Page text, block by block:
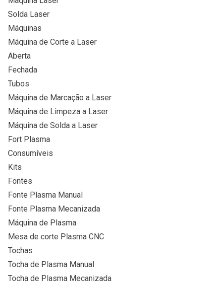
Solda Laser
Máquinas
Máquina de Corte a Laser
Aberta
Fechada
Tubos
Máquina de Marcação a Laser
Máquina de Limpeza a Laser
Máquina de Solda a Laser
Fort Plasma
Consumíveis
Kits
Fontes
Fonte Plasma Manual
Fonte Plasma Mecanizada
Máquina de Plasma
Mesa de corte Plasma CNC
Tochas
Tocha de Plasma Manual
Tocha de Plasma Mecanizada